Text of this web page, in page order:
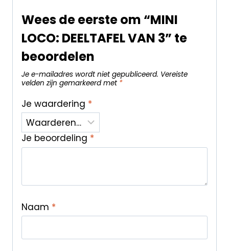
Wees de eerste om “MINI
LOCO: DEELTAFEL VAN 3” te
beoordelen
Je e-mailadres wordt niet gepubliceerd. Vereiste
velden zijn gemarkeerd met *
Je waardering *
Je beoordeling *
Naam *